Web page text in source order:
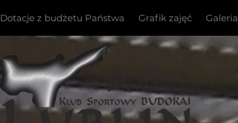
Dotacje z budżetu Państwa Grafik zajęć Galeria